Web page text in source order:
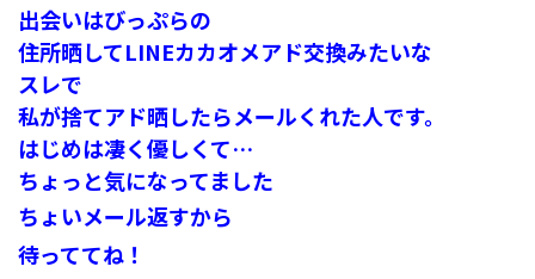
出会いはびっぷらの
住所晒してLINEカカオメアド交換みたいな
スレで
私が捨てアド晒したらメールくれた人です。
はじめは凄く優しくて…
ちょっと気になってました
ちょいメール返すから
待っててね！